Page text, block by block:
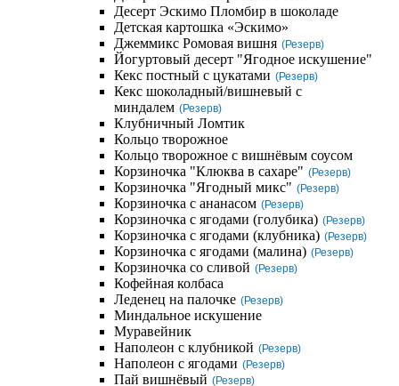
Десерт Эскимо Пломбир в шоколаде
Детская картошка «Эскимо»
Джеммикс Ромовая вишня (Резерв)
Йогуртовый десерт "Ягодное искушение"
Кекс постный с цукатами (Резерв)
Кекс шоколадный/вишневый с
миндалем (Резерв)
Клубничный Ломтик
Кольцо творожное
Кольцо творожное с вишнёвым соусом
Корзиночка "Клюква в сахаре" (Резерв)
Корзиночка "Ягодный микс" (Резерв)
Корзиночка с ананасом (Резерв)
Корзиночка с ягодами (голубика) (Резерв)
Корзиночка с ягодами (клубника) (Резерв)
Корзиночка с ягодами (малина) (Резерв)
Корзиночка со сливой (Резерв)
Кофейная колбаса
Леденец на палочке (Резерв)
Миндальное искушение
Муравейник
Наполеон с клубникой (Резерв)
Наполеон с ягодами (Резерв)
Пай вишнёвый (Резерв)